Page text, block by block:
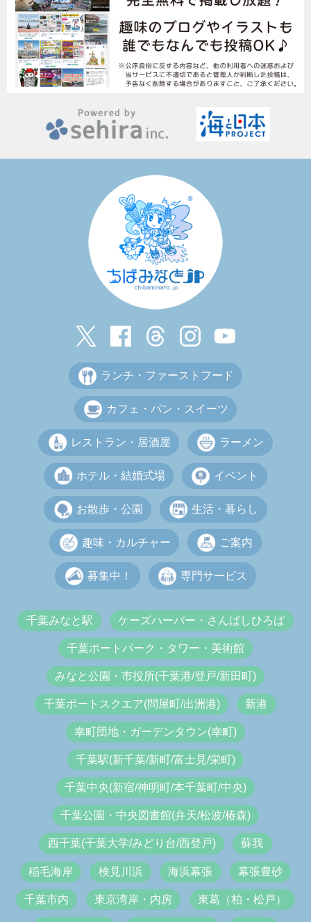
ランチ・ファーストフード
カフェ・パン・スイーツ
レストラン・居酒屋 ラーメン
ホテル・結婚式場 イベント
お散歩・公園 生活・暮らし
趣味・カルチャー ご案内
募集中！ 専門サービス
千葉みなと駅 ケーズハーバー・さんばしひろば
千葉ポートパーク・タワー・美術館
みなと公園・市役所(千葉港/登戸/新田町)
千葉ポートスクエア(問屋町/出洲港) 新港
幸町団地・ガーデンタウン(幸町)
千葉駅(新千葉/新町/富士見/栄町)
千葉中央(新宿/神明町/本千葉町/中央)
千葉公園・中央図書館(弁天/松波/椿森)
西千葉(千葉大学/みどり台/西登戸) 蘇我
稲毛海岸 検見川浜 海浜幕張 幕張豊砂
千葉市内 東京湾岸・内房 東葛（柏・松戸）